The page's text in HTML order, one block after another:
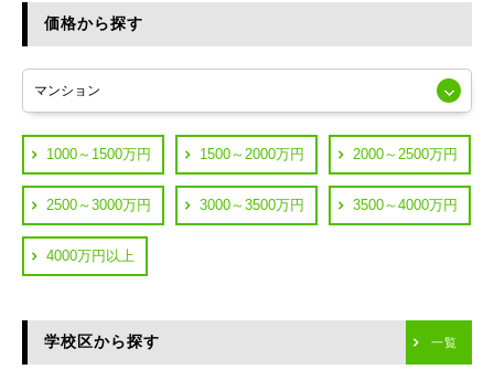
渋谷区
練馬区
葛飾区
横浜市鶴見区
横浜市神奈川区
川崎市川崎区
川崎市中原区
都営浅草線
JR中央線
JR中央・総武線
東京メトロ日比谷線
価格から探す
1000～1500万円 1500～2000万円 2000～2500万円
2500～3000万円 3000～3500万円 3500～4000万円
4000万円以上
学校区から探す 一覧